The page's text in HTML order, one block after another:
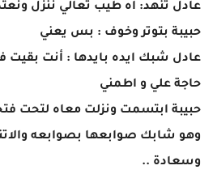
عادل تنهد: آه طيب تعالي ننزل
حبيبة بتوتر وخوف : بس يعني
عادل شبك ايده بايدها : أنت
حاجة علي و اطمني
حبيبة ابتسمت ونزلت معاه لتحت
وهو شابك صوابعها بصوابعه
وسعادة ..